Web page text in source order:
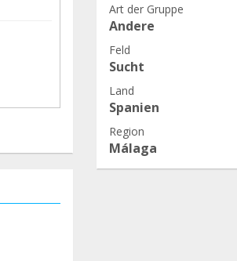
Art der Gruppe
Andere
Feld
Sucht
Land
Spanien
Region
Málaga